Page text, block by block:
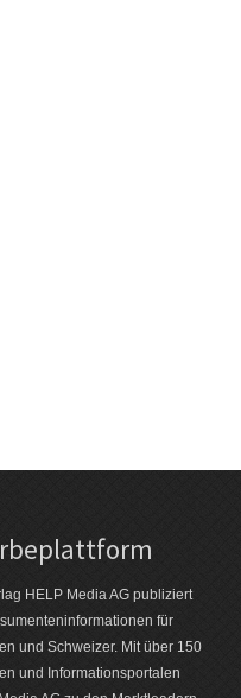
HELP Media AG publiziert
für
und Schweizer. Mit über 150
und Informations­portalen